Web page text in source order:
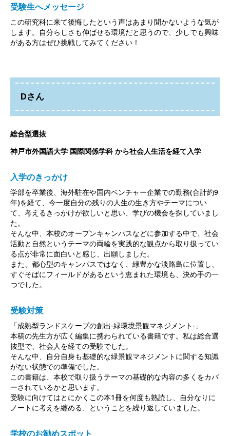
受験生へメッセージ
この研究科に来て後悔したという声はあまり聞かないような気が
します。自分らしさも伸ばせる環境だと思うので、少しでも興味
がある方はぜひ挑戦してみてください！
Dさん
総合型選抜
神戸市外国語大学 国際関係学科 から社会人生活を経て入学
入学のきっかけ
学部を卒業後、海外駐在や国内ベンチャー企業での勤務(合計約9
年)を経て、今一度自分の残りの人生の生き方やテーマについ
て、考えるきっかけが欲しいと思い、学びの機会を探していまし
た。
そんな中、本校のオープンキャンパスなどに参加する中で、社会
活動と自然というテーマの両輪を実践的な観点から取り扱ってい
る点が非常に面白いと感じ、出願しました。
また、都心型のキャンパスではなく、緑豊かな淡路島に位置し、
すぐそばにフィールドがあるという恵まれた環境も、決め手の一
つでした。
受験対策
「成熟型ランドスケープの創出-緑環境景観マネジメント-」
本稿の先生方が広く編集に携わられている書籍です。私は総合選
抜型で、社会人を経ての受験でした。
そんな中、自分自身も基礎的な緑景観マネジメントに関する知識
がない状態での準備でした。
この書籍は、本校で取り扱うテーマの基礎的な内容の多くをカバ
ーされているかと思います。
受験に向けてはとにかくこの本1冊を何度も熟読し、自分なりに
ノートに考えを纏める、ということを繰り返していました。
学校のお勧めスポット